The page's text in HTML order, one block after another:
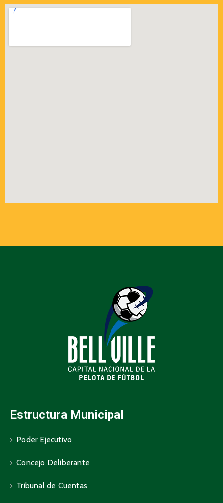
Estructura Municipal
Poder Ejecutivo
Concejo Deliberante
Tribunal de Cuentas